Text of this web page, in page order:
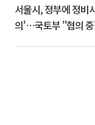
서울시, 정부에 정비
의'⋯국토부 "협의